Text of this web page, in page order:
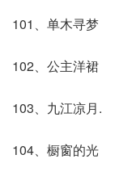
101、单木寻梦
102、公主洋裙
103、九江凉月.
104、橱窗的光